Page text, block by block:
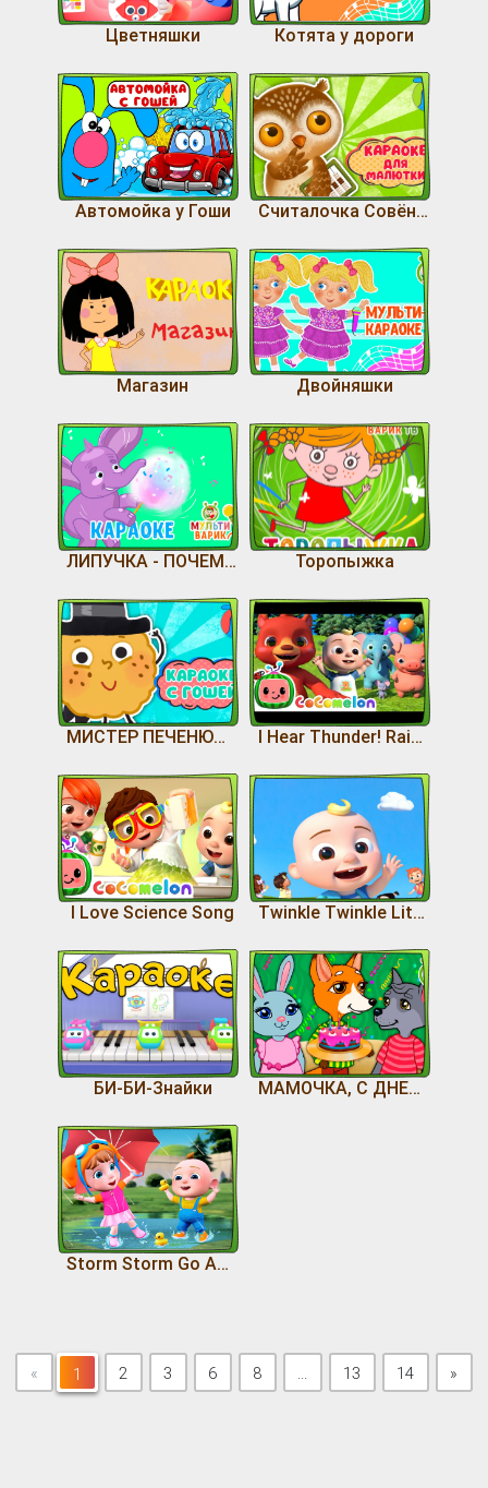
Цветняшки Котята у дороги
Автомойка у Гоши Считалочка Совёнка
Магазин Двойняшки
ЛИПУЧКА - ПОЧЕМУЧКА Торопыжка
МИСТЕР ПЕЧЕНЮШКА I Hear Thunder! Rain, Wind & Snow!
I Love Science Song Twinkle Twinkle Little Star
БИ-БИ-Знайки МАМОЧКА, С ДНЕМ РОЖДЕНИЯ
Storm Storm Go Away | Rain Rain Go Away
« 1 2 3 6 8 ... 13 14 »